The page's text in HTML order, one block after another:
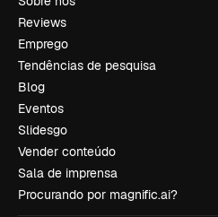
Reviews
Emprego
Tendências de pesquisa
Blog
Eventos
Slidesgo
Vender conteúdo
Sala de imprensa
Procurando por magnific.ai?